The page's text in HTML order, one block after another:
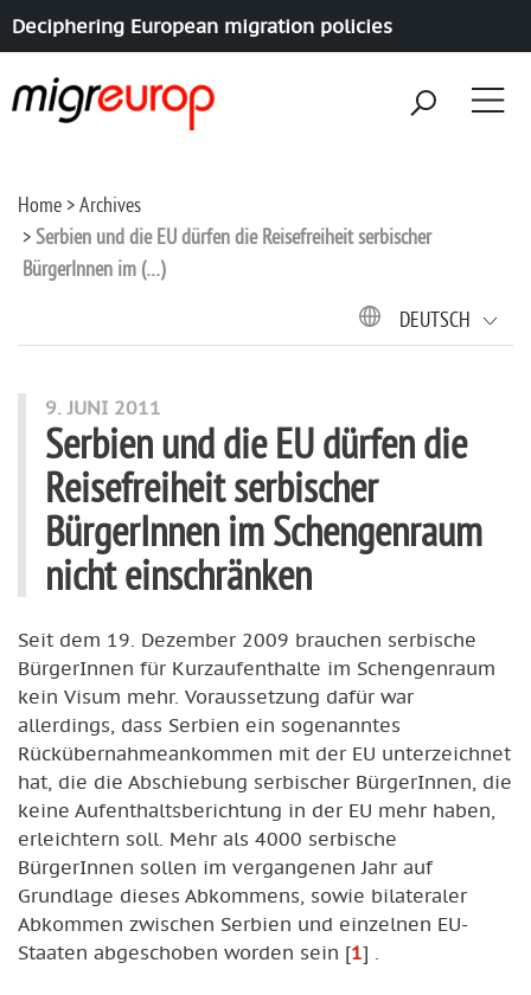
Deciphering European migration policies
Home
Archives
Serbien und die EU dürfen die Reisefreiheit serbischer
BürgerInnen im (…)
DEUTSCH
9. JUNI 2011
Serbien und die EU dürfen die
Reisefreiheit serbischer
BürgerInnen im Schengenraum
nicht einschränken
Seit dem 19. Dezember 2009 brauchen serbische
BürgerInnen für Kurzaufenthalte im Schengenraum
kein Visum mehr. Voraussetzung dafür war
allerdings, dass Serbien ein sogenanntes
Rückübernahmeankommen mit der EU unterzeichnet
hat, die die Abschiebung serbischer BürgerInnen, die
keine Aufenthaltsberichtung in der EU mehr haben,
erleichtern soll. Mehr als 4000 serbische
BürgerInnen sollen im vergangenen Jahr auf
Grundlage dieses Abkommens, sowie bilateraler
Abkommen zwischen Serbien und einzelnen EU-
Staaten abgeschoben worden sein [1]